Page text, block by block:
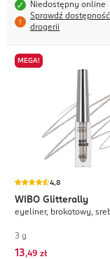
Niedostępny online
Sprawdź
drogerii
MEGA!
4,8
WIBO Glitterally
eyeliner, brokatowy,
3 g
13,49 zł